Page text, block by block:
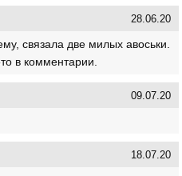
28.06.20
связала две милых авоськи.
в комментарии.
09.07.20
18.07.20